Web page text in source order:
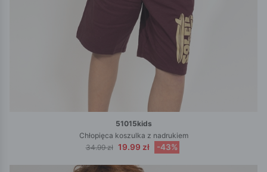
51015kids
Chłopięca koszulka z nadrukiem
34.99 zł 19.99 zł -43%